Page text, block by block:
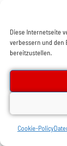
Diese Internetseite
verbessern und den
bereitzustellen.
Cookie-Policy
Die
Ebrahim Azizi,
nationale
warnte, dass
einen Weg